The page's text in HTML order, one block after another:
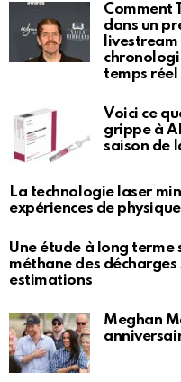
Comment
dans un
temps réel
Voici ce
grippe à
saison de
La technologie laser
expériences de
Une étude à long terme
méthane des
estimations
Meghan